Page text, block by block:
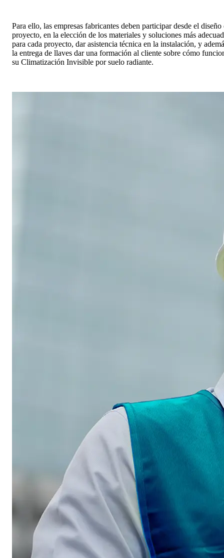
Para ello, las empresas fabricantes deben participar desde el diseño
proyecto, en la elección de los materiales y soluciones más
para cada proyecto, dar asistencia técnica en la instalación, y
la entrega de llaves dar una formación al cliente sobre cómo
su Climatización Invisible por suelo radiante.